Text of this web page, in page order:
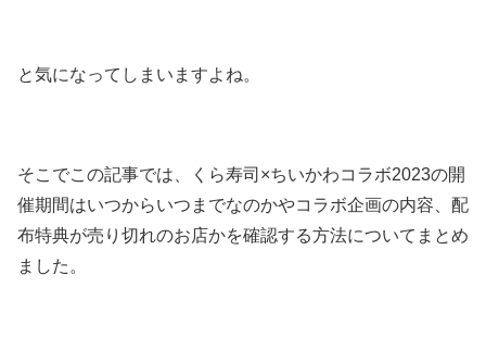
と気になってしまいますよね。
そこでこの記事では、くら寿司×ちいかわコラボ2023の開
催期間はいつからいつまでなのかやコラボ企画の内容、配
布特典が売り切れのお店かを確認する方法についてまとめ
ました。